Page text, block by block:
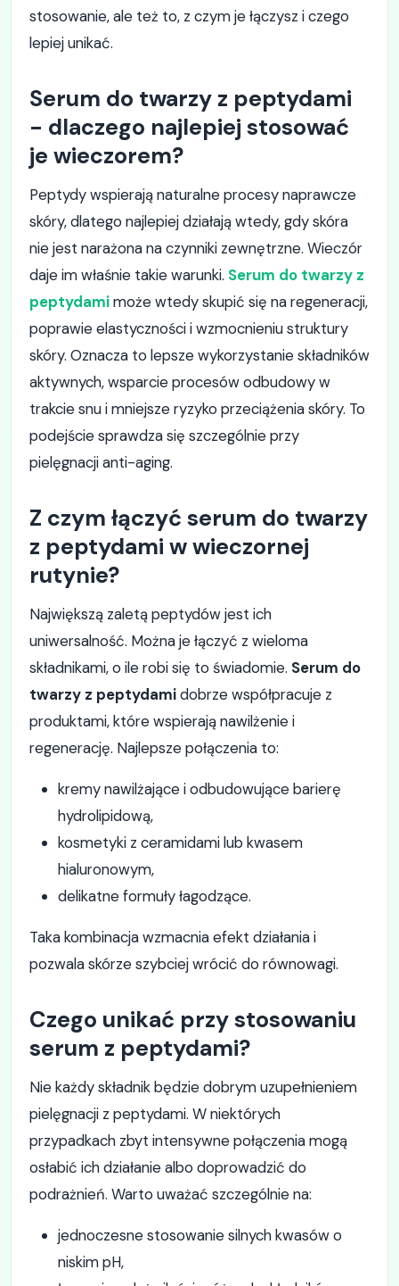
stosowanie, ale też to, z czym je łączysz i czego
lepiej unikać.
Serum do twarzy z peptydami
- dlaczego najlepiej stosować
je wieczorem?
Peptydy wspierają naturalne procesy naprawcze
skóry, dlatego najlepiej działają wtedy, gdy skóra
nie jest narażona na czynniki zewnętrzne. Wieczór
daje im właśnie takie warunki. Serum do twarzy z
peptydamimoże wtedy skupić się na regeneracji,
poprawie elastyczności i wzmocnieniu struktury
skóry. Oznacza to lepsze wykorzystanie składników
aktywnych, wsparcie procesów odbudowy w
trakcie snu i mniejsze ryzyko przeciążenia skóry. To
podejście sprawdza się szczególnie przy
pielęgnacji anti-aging.
Z czym łączyć serum do twarzy
z peptydami w wieczornej
rutynie?
Największą zaletą peptydów jest ich
uniwersalność. Można je łączyć z wieloma
składnikami, o ile robi się to świadomie. Serum do
twarzy z peptydamidobrze współpracuje z
produktami, które wspierają nawilżenie i
regenerację. Najlepsze połączenia to:
kremy nawilżające i odbudowujące barierę
hydrolipidową,
kosmetyki z ceramidami lub kwasem
hialuronowym,
delikatne formuły łagodzące.
Taka kombinacja wzmacnia efekt działania i
pozwala skórze szybciej wrócić do równowagi.
Czego unikać przy stosowaniu
serum z peptydami?
Nie każdy składnik będzie dobrym uzupełnieniem
pielęgnacji z peptydami. W niektórych
przypadkach zbyt intensywne połączenia mogą
osłabić ich działanie albo doprowadzić do
podrażnień. Warto uważać szczególnie na:
jednoczesne stosowanie silnych kwasów o
niskim pH,